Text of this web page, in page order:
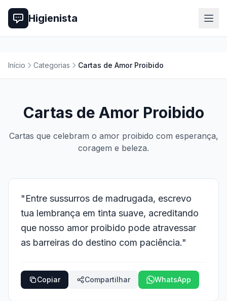
Higienista
Início Categorias Cartas de Amor Proibido
Cartas de Amor Proibido
Cartas que celebram o amor proibido com esperança,
coragem e beleza.
"Entre sussurros de madrugada, escrevo
tua lembrança em tinta suave, acreditando
que nosso amor proibido pode atravessar
as barreiras do destino com paciência."
Copiar Compartilhar WhatsApp